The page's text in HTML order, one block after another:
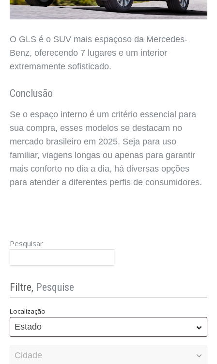
O GLS é o SUV mais espaçoso da Mercedes-
Benz, oferecendo 7 lugares e um interior
extremamente sofisticado.
Conclusão
Se o espaço interno é um critério essencial para
sua compra, esses modelos se destacam no
mercado brasileiro em 2025. Seja para uso
familiar, viagens longas ou apenas para garantir
mais conforto no dia a dia, há diversas opções
para atender a diferentes perfis de consumidores.
Pesquisar
Filtre, Pesquise
Localização
Estado